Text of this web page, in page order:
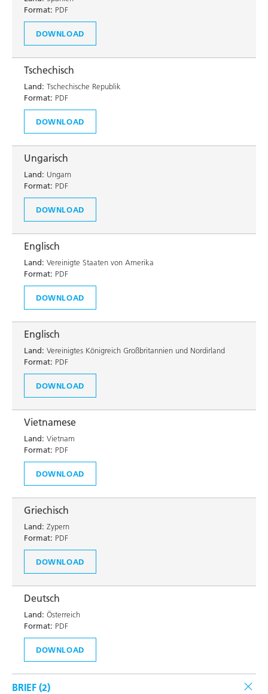
Format: PDF
DOWNLOAD
Tschechisch
Land: Tschechische Republik
Format: PDF
DOWNLOAD
Ungarisch
Land: Ungarn
Format: PDF
DOWNLOAD
Englisch
Land: Vereinigte Staaten von Amerika
Format: PDF
DOWNLOAD
Englisch
Land: Vereinigtes Königreich Großbritannien und Nordirland
Format: PDF
DOWNLOAD
Vietnamese
Land: Vietnam
Format: PDF
DOWNLOAD
Griechisch
Land: Zypern
Format: PDF
DOWNLOAD
Deutsch
Land: Österreich
Format: PDF
DOWNLOAD
BRIEF (2)